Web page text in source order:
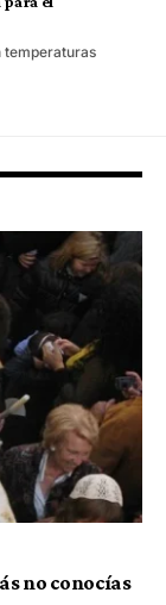
temperaturas
no conocías